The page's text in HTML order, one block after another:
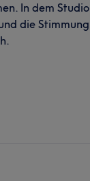
In dem
die